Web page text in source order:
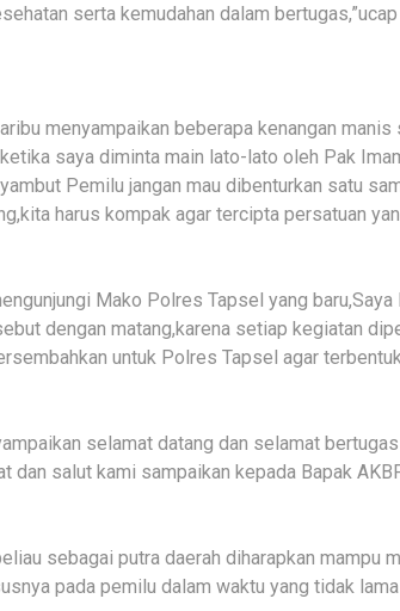
serta kemudahan dalam bertugas,”ucap
menyampaikan beberapa kenangan manis
ketika saya diminta main lato-lato oleh Pak
Pemilu jangan mau dibenturkan satu
harus kompak agar tercipta persatuan
Mako Polres Tapsel yang
dengan matang,karena setiap kegiatan
untuk Polres Tapsel agar
selamat datang dan selamat
dan salut kami sampaikan kepada Bapak
sebagai putra daerah diharapkan mampu
pada pemilu dalam waktu yang tidak